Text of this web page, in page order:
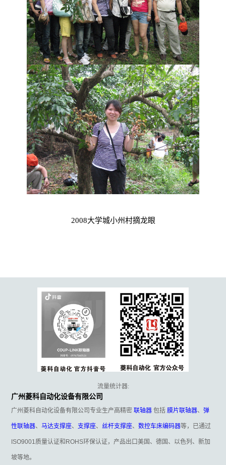
2008大学城小州村摘龙眼
流量统计器:
广州菱科自动化设备有限公司
广州菱科自动化设备有限公司专业生产高精密联轴器 包括膜片联轴器、弹
性联轴器、马达支撑座、 支撑座、 丝杆支撑座、数控车床编码器等，已通过
ISO9001质量认证和ROHS环保认证，产品出口美国、德国、以色列、新加
坡等地。